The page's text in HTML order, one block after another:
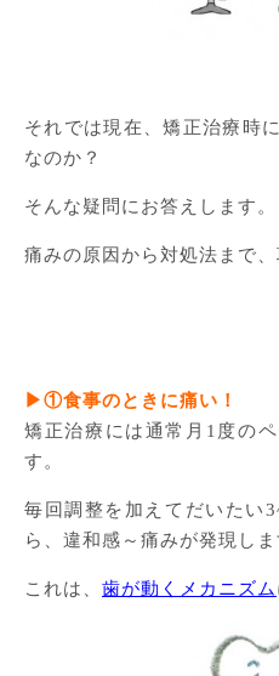
それでは現在、矯正治療時
なのか？
そんな疑問にお答えします。
痛みの原因から対処法まで
▶①食事のときに痛い！
矯正治療には通常月1度の
す。
毎回調整を加えてだいたい
ら、違和感～痛みが発現しま
これは、 歯が動くメカニズム